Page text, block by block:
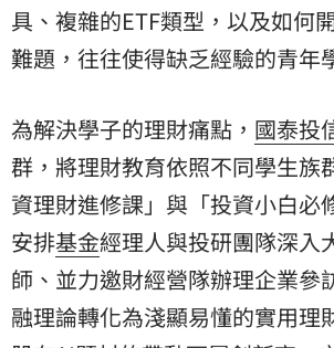
具、複雜的ETF類型，以及如何
難題，往往使得缺乏經驗的青年
為解決學子的理財痛點， 國泰投
群，將理財教育依照不同學生族
資理財進修課」與「投資小白必
安排基金經理人與投研團隊深入
師、並力邀財經營隊辦理企業參
融理論轉化為淺顯易懂的實用理